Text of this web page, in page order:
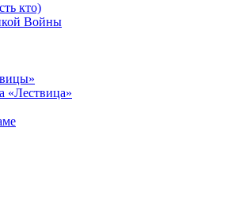
кто)
Войны
«Лествица»